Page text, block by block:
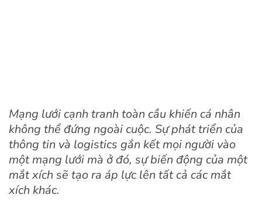
Mạng lưới cạnh tranh toàn cầu khiến cá nhân
không thể đứng ngoài cuộc. Sự phát triển của
thông tin và logistics gắn kết mọi người vào
một mạng lưới mà ở đó, sự biến động của một
mắt xích sẽ tạo ra áp lực lên tất cả các mắt
xích khác.